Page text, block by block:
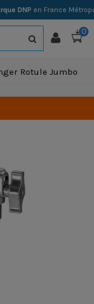
DNP en France
0
Rotule Jumbo